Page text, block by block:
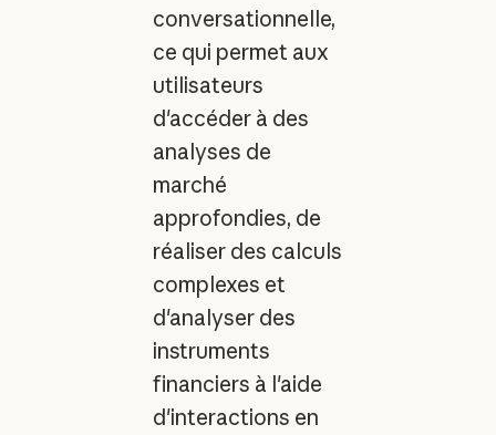
conversationnelle,
ce qui permet aux
utilisateurs
d'accéder à des
analyses de
marché
approfondies, de
réaliser des calculs
complexes et
d'analyser des
instruments
financiers à l'aide
d'interactions en